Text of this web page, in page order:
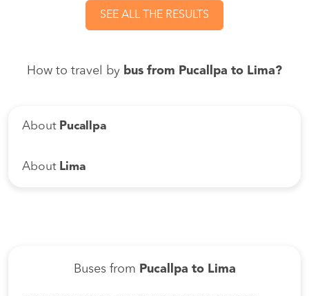
SEE ALL THE RESULTS
How to travel by bus from Pucallpa to Lima?
About Pucallpa
About Lima
Buses from Pucallpa to Lima